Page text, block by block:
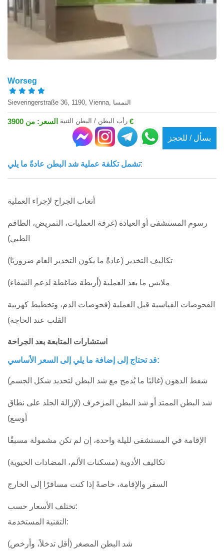
Worseg
Sieveringerstraße 36, 1190, Vienna, النمسا
رأب البطن / البطن الثنية السعر: من 3900 €
بسأل / للحجز
تشمل تكلفة عملية شد البطن عادةً ما يلي:
أتعاب الجراح لإجراء العملية
رسوم المستشفى أو العيادة (غرفة العمليات، التمريض، الطاقم
الطبي)
تكاليف التخدير (عادةً ما يكون التخدير العام ضروريًا)
ملابس ما بعد العملية (أربطة ضاغطة لدعم الشفاء)
الفحوصات القياسية قبل العملية (فحوصات الدم، وتخطيط كهربية
القلب عند الحاجة)
استشارات المتابعة بعد الجراحة
قد تحتاج إلى إضافة ما يلي إلى السعر الأساسي:
شفط الدهون (غالبًا ما يُدمج مع شد البطن لتحديد شكل الجسم)
شد البطن الممتد أو شد البطن المزخرف (لإزالة الجلد على نطاق
أوسع)
الإقامة في المستشفى لليلة واحدة، إن لم تكن مشمولة مسبقًا
تكاليف الأدوية (مسكنات الألم، المضادات الحيوية)
السفر والإقامة، خاصةً إذا كنت مسافرًا إلى الخارج
تختلف الأسعار حسب:
التقنية المستخدمة:
شد البطن المصغر (أقل تدخلاً، وأرخص)